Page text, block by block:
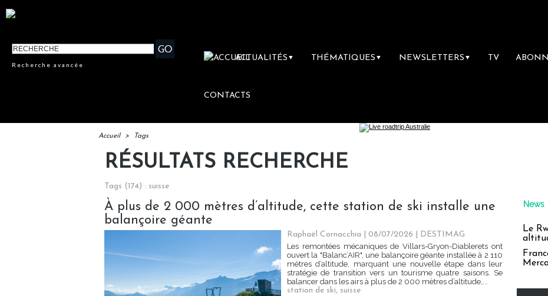
Recherche avancée
ACTUALITÉS ▼ THÉMATIQUES ▼ NEWSLETTERS ▼ TV
CONTACTS
Accueil > Tags
RÉSULTATS RECHERCHE
Tags (174) : suisse
À plus de 2 000 mètres d’altitude, cette station de ski installe une
balançoire géante
Raphaël Cornacchia | 08/07/2026
DESTIMAG
Les remontées mécaniques de Villars-Gryon-Diablerets ont
ouvert la "Balanc’AIR", une balançoire géante installée à 2 110
mètres d’altitude, marquant une nouvelle étape dans leur
stratégie de transition vers un tourisme quatre saisons. Se
balancer dans les airs à plus de 2 000 mètres d’altitude,...
station de ski, suisse
News
Le